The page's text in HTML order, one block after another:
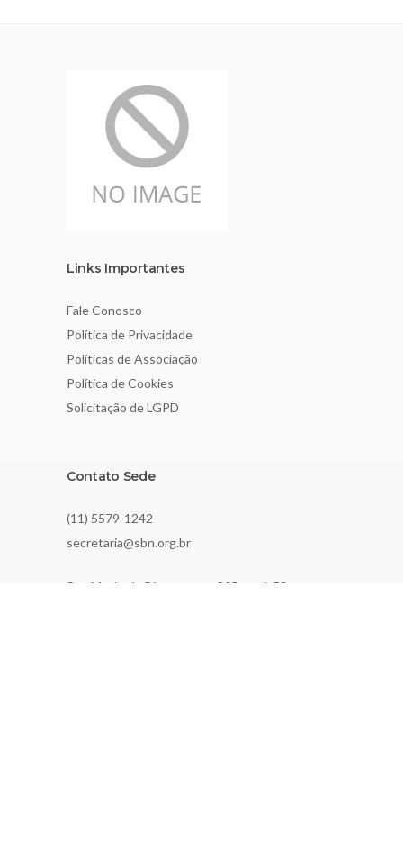
Links Importantes
Fale Conosco
Política de Privacidade
Políticas de Associação
Política de Cookies
Solicitação de LGPD
Contato Sede
(11) 5579-1242
secretaria@sbn.org.br
Rua Machado Bittencourt, 205, conj. 53